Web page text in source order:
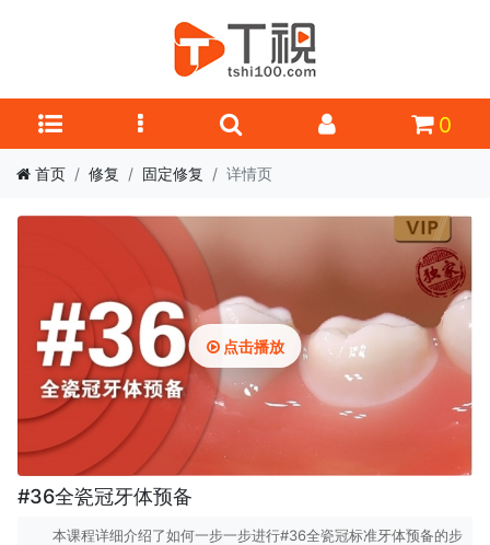
0
首页 修复 固定修复 详情页
点击播放
#36全瓷冠牙体预备
本课程详细介绍了如何一步一步进行#36全瓷冠标准牙体预备的步